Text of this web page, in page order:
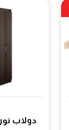
دولاب نور